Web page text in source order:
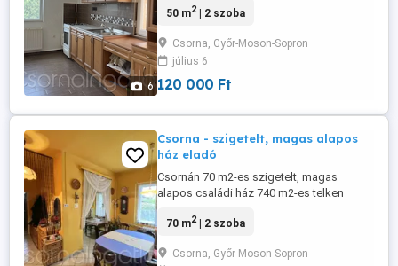
6
konyha - fürdőben kád, külön helyiségben
legfelső, 3. emelet - gázközponti fűtés -
műanyag nyílászárók - beépített szekrény
és konyhabútor CSORNA: A ...
50 m2| 2 szoba
Csorna, Győr-Moson-Sopron
július 6
120 000 Ft
Csorna - szigetelt, magas alapos
ház eladó
Csornán 70 m2-es szigetelt, magas
alapos családi ház 740 m2-es telken
étkező - kamra - fürdőszoba - beépített
épült - tégla építésű - magas beton alap -
70 m2| 2 szoba
Csorna, Győr-Moson-Sopron